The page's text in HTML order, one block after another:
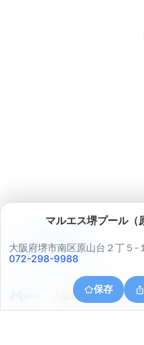
マルエス堺プール（
大阪府堺市南区原山台２丁５-１
072-298-9988
保存
大阪府堺市南区赤坂台６
アプリで見る